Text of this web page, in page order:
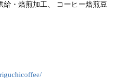
給・焙煎加工、 コーヒー焙煎豆